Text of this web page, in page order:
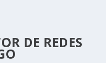
DE REDES